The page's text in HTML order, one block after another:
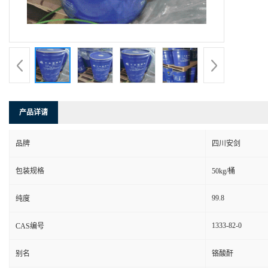
产品详请
品牌 四川安剑
包装规格 50kg/桶
纯度 99.8
CAS编号 1333-82-0
别名 铬酸酐